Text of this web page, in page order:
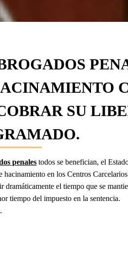
SU
penales todos se benefician, el
en los Centros
el tiempo que se
tiempo del impuesto en la sentencia.